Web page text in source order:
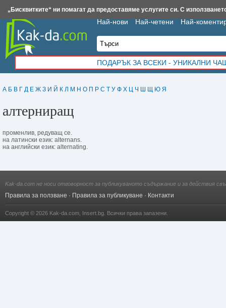
А Б В Г Д Е Ж З И Й К Л М Н О П Р С Т У Ф Х Ц Ч Ш Щ Ю Я
алтерниращ
променлив, редуващ се.
на латински език: alternans.
на английски език: alternating.
Най-нови Най-четени Най-
ПОДАРЪК ЗА ВСЕКИ - УНИКАЛНИ
Insert.bg Framar.bg Kak-da.com Iztochnik.com BauBau.bg NewAge.bg
Kak-da.com не носи отговорност за публикуваното съдържание и за действия
Правила за ползване · Правила за публикуване · Контакти
Copyright © 2026 Kak-da.com Insert.bg . Всички права запазени.
„Бисквитките“ ни помагат да предоставяме услугите си. С